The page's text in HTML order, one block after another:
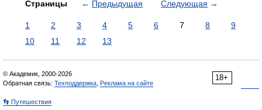
Страницы ← Предыдущая Следующая →
1 2 3 4 5 6 7 8
9
10
11 12 13
18+
© Академик, 2000-2026
Обратная связь: Техподдержка Реклама на сайте
👣 Путешествия